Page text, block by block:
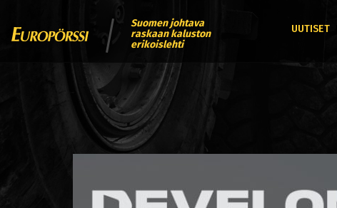
Suomen johtava
raskaan kaluston
erikoislehti
UUTISET